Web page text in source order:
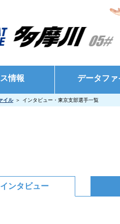
情報
デックス
予想PDF
データファ
モーターデータ
イル インタビュー・東京支部選手一覧
インタビュー